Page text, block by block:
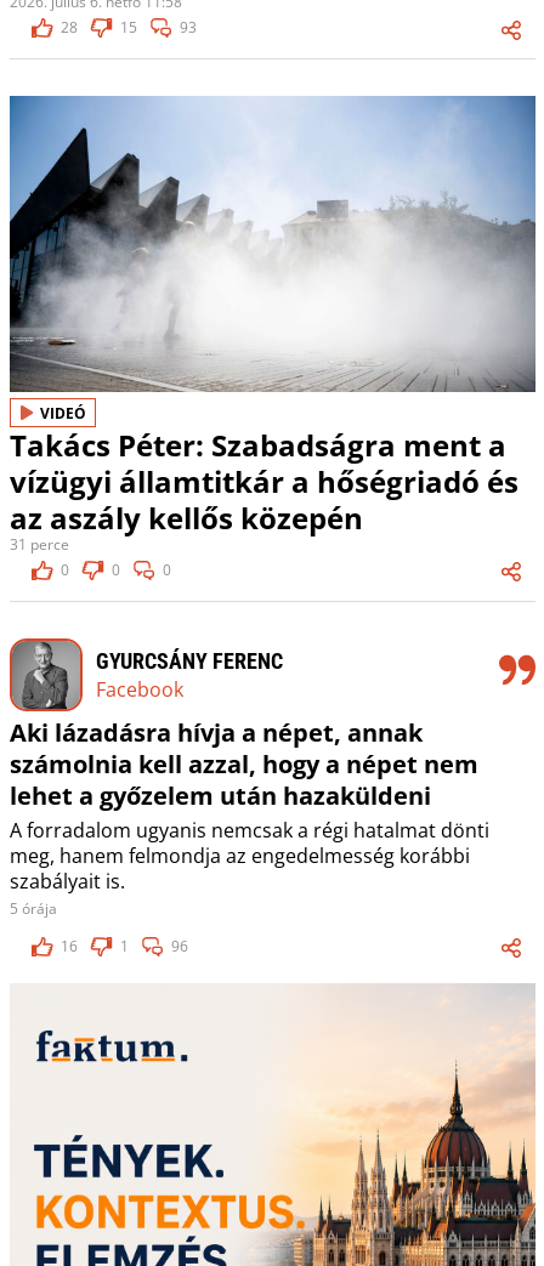
28
15 93
VIDEÓ
Takács Péter: Szabadságra ment a
vízügyi államtitkár a hőségriadó és
az aszály kellős közepén
31 perce
0
0 0
GYURCSÁNY FERENC
Facebook
Aki lázadásra hívja a népet, annak
számolnia kell azzal, hogy a népet nem
lehet a győzelem után hazaküldeni
A forradalom ugyanis nemcsak a régi hatalmat dönti
meg, hanem felmondja az engedelmesség korábbi
szabályait is.
5 órája
16
1 96